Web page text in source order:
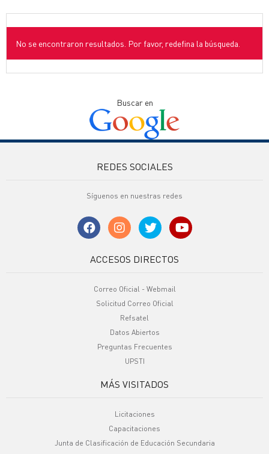
No se encontraron resultados. Por favor, redefina la búsqueda.
Buscar en
REDES SOCIALES
Síguenos en nuestras redes
ACCESOS DIRECTOS
Correo Oficial - Webmail
Solicitud Correo Oficial
Refsatel
Datos Abiertos
Preguntas Frecuentes
UPSTI
MÁS VISITADOS
Licitaciones
Capacitaciones
Junta de Clasificación de Educación Secundaria